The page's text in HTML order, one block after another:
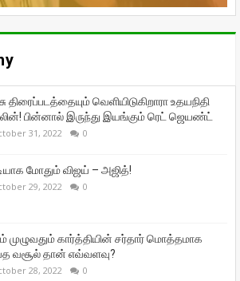
திரைப்படத்தையும் வெளியிடுகிறாரா உதயநிதி
பின்னால் இருந்து இயங்கும் ரெட் ஜெயண்ட்
31, 2022 0
மோதும் விஜய் – அஜித்!
29, 2022 0
முழுவதும் கார்த்தியின் சர்தார் மொத்தமாக
வசூல் தான் எவ்வளவு?
28, 2022 0